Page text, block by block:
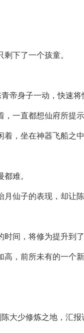
下了一个孩童。
帝身子一动，快速将
一直都想仙府所提示
，坐在神器飞船之中
难。
仙子的表现，却让
间，将修为提升到
，前所未有的一个新
大少修炼之地，汇报